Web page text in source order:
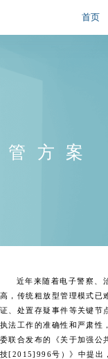
首页
方案
近年来随着电子警察、
高，传统粗放型管理模式已
证、处置存疑事件等关键节
执法工作的准确性和严肃性
委联合发布的《关于加强公
技[2015]996号）》中提出